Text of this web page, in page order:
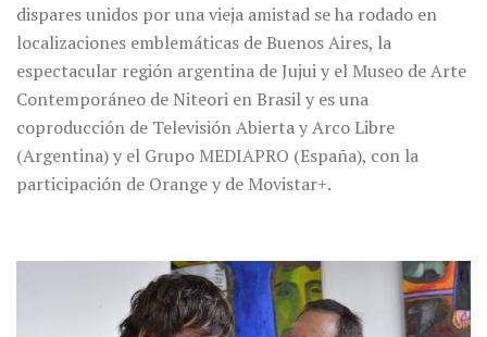
dispares unidos por una vieja amistad se ha rodado en
localizaciones emblemáticas de Buenos Aires, la
espectacular región argentina de Jujui y el Museo de Arte
Contemporáneo de Niteori en Brasil y es una
coproducción de Televisión Abierta y Arco Libre
(Argentina) y el Grupo MEDIAPRO (España), con la
participación de Orange y de Movistar+.